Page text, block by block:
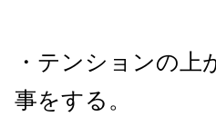
・テンションの
事をする。